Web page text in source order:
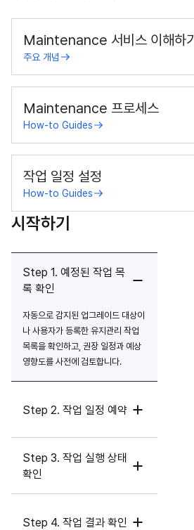
Maintenance 서비스 이해하기
주요 개념
Maintenance 프로세스
How-to Guides
작업 일정 설정
How-to Guides
시작하기
Step 1. 예정된 작업 목
록 확인
자동으로 감지된 업그레이드 대상이
나 사용자가 등록한 유지관리 작업
목록을 확인하고, 권장 일정과 예상
영향도를 사전에 검토합니다.
Step 2. 작업 일정 예약
Step 3. 작업 실행 상태
확인
Step 4. 작업 결과 확인